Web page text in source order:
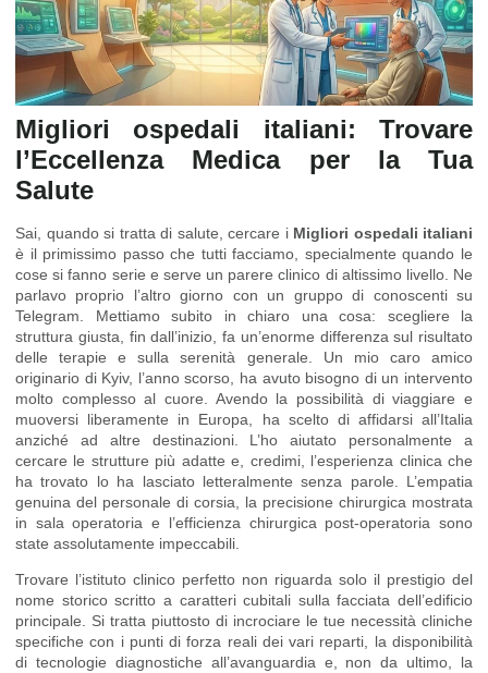
Migliori ospedali italiani: Trovare
l’Eccellenza Medica per la Tua
Salute
Sai, quando si tratta di salute, cercare i Migliori ospedali italiani
è il primissimo passo che tutti facciamo, specialmente quando le
cose si fanno serie e serve un parere clinico di altissimo livello. Ne
parlavo proprio l’altro giorno con un gruppo di conoscenti su
Telegram. Mettiamo subito in chiaro una cosa: scegliere la
struttura giusta, fin dall’inizio, fa un’enorme differenza sul risultato
delle terapie e sulla serenità generale. Un mio caro amico
originario di Kyiv, l’anno scorso, ha avuto bisogno di un intervento
molto complesso al cuore. Avendo la possibilità di viaggiare e
muoversi liberamente in Europa, ha scelto di affidarsi all’Italia
anziché ad altre destinazioni. L’ho aiutato personalmente a
cercare le strutture più adatte e, credimi, l’esperienza clinica che
ha trovato lo ha lasciato letteralmente senza parole. L’empatia
genuina del personale di corsia, la precisione chirurgica mostrata
in sala operatoria e l’efficienza chirurgica post-operatoria sono
state assolutamente impeccabili.
Trovare l’istituto clinico perfetto non riguarda solo il prestigio del
nome storico scritto a caratteri cubitali sulla facciata dell’edificio
principale. Si tratta piuttosto di incrociare le tue necessità cliniche
specifiche con i punti di forza reali dei vari reparti, la disponibilità
di tecnologie diagnostiche all’avanguardia e, non da ultimo, la